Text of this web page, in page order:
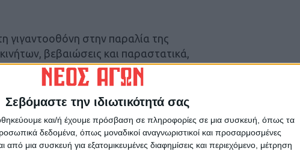
Σεβόμαστε την ιδιωτικότητά σας
και/ή έχουμε πρόσβαση σε πληροφορίες σε μια συσκευή, όπως τα
δεδομένα, όπως μοναδικοί αναγνωριστικοί και προσαρμοσμένες
μια συσκευή για εξατομικευμένες διαφημίσεις και περιεχόμενο, μέτρηση
στην παραλία της
βεβαιώσεις και παραστατικά,
να τονίσει σήμερα η
τις καταθέσεις του, όπως και
τις συμμετοχές σε 3 εταιρείες,
είναι πλήρη τα στοιχεία,